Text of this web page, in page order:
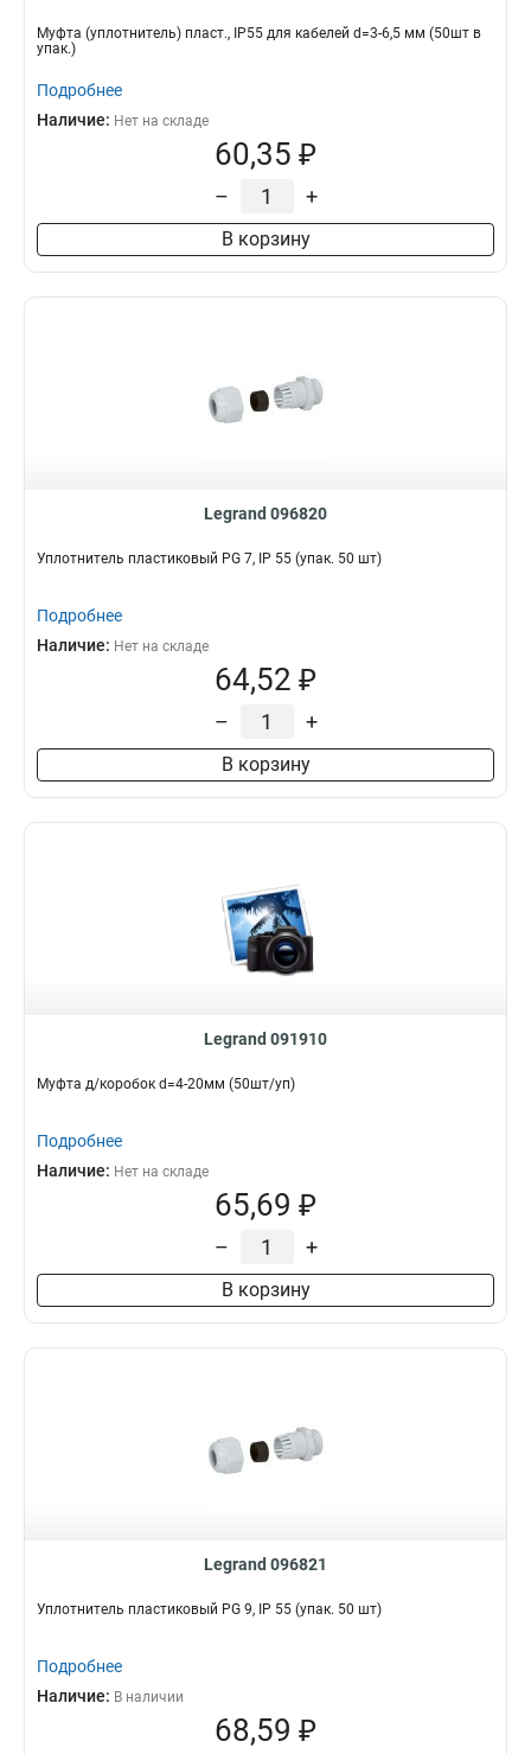
Муфта (уплотнитель) пласт., IP55 для кабелей d=3-6,5 мм (50шт в
упак.)
Подробнее
Наличие: Нет на складе
60,35 ₽
– +
В корзину
Legrand 096820
Уплотнитель пластиковый PG 7, IP 55 (упак. 50 шт)
Подробнее
Наличие: Нет на складе
64,52 ₽
– +
В корзину
Legrand 091910
Муфта д/коробок d=4-20мм (50шт/уп)
Подробнее
Наличие: Нет на складе
65,69 ₽
– +
В корзину
Legrand 096821
Уплотнитель пластиковый PG 9, IP 55 (упак. 50 шт)
Подробнее
Наличие: В наличии
68,59 ₽